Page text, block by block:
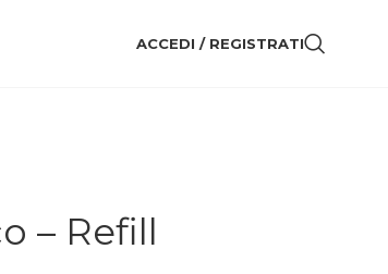
ACCEDI / REGISTRATI
– Refill